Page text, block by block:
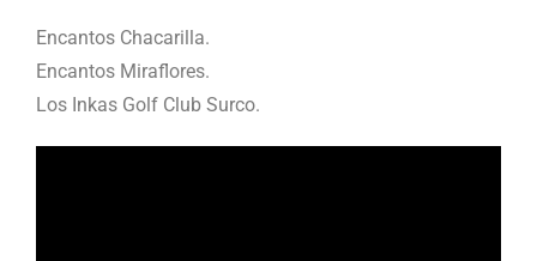
Encantos Chacarilla.
Encantos Miraflores.
Los Inkas Golf Club Surco.